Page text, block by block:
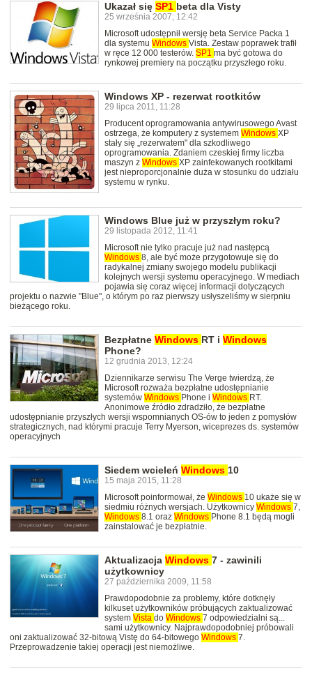
Ukazał się SP1 beta dla Visty
25 września 2007, 12:42
Microsoft udostępnił wersję beta Service Packa 1
dla systemu Windows Vista. Zestaw poprawek trafił
w ręce 12 000 testerów. SP1 ma być gotowa do
rynkowej premiery na początku przyszłego roku.
Windows XP - rezerwat rootkitów
29 lipca 2011, 11:28
Producent oprogramowania antywirusowego Avast
ostrzega, że komputery z systemem Windows XP
stały się „rezerwatem" dla szkodliwego
oprogramowania. Zdaniem czeskiej firmy liczba
maszyn z Windows XP zainfekowanych rootkitami
jest nieproporcjonalnie duża w stosunku do udziału
systemu w rynku.
Windows Blue już w przyszłym roku?
29 listopada 2012, 11:41
Microsoft nie tylko pracuje już nad następcą
Windows 8, ale być może przygotowuje się do
radykalnej zmiany swojego modelu publikacji
kolejnych wersji systemu operacyjnego. W mediach
pojawia się coraz więcej informacji dotyczących
projektu o nazwie "Blue", o którym po raz pierwszy usłyszeliśmy w sierpniu
bieżącego roku.
Bezpłatne Windows RT i Windows
Phone?
12 grudnia 2013, 12:24
Dziennikarze serwisu The Verge twierdzą, że
Microsoft rozważa bezpłatne udostępnianie
systemów Windows Phone i Windows RT.
Anonimowe źródło zdradziło, że bezpłatne
udostępnianie przyszłych wersji wspomnianych OS-ów to jeden z pomysłów
strategicznych, nad którymi pracuje Terry Myerson, wiceprezes ds. systemów
operacyjnych
Siedem wcieleń Windows 10
15 maja 2015, 11:28
Microsoft poinformował, że Windows 10 ukaże się w
siedmiu różnych wersjach. Użytkownicy Windows 7,
Windows 8.1 oraz Windows Phone 8.1 będą mogli
zainstalować je bezpłatnie.
Aktualizacja Windows 7 - zawinili
użytkownicy
27 października 2009, 11:58
Prawdopodobnie za problemy, które dotknęły
kilkuset użytkowników próbujących zaktualizować
system Vista do Windows 7 odpowiedzialni są...
sami użytkownicy. Najprawdopodobniej próbowali
oni zaktualizować 32-bitową Vistę do 64-bitowego Windows 7.
Przeprowadzenie takiej operacji jest niemożliwe.